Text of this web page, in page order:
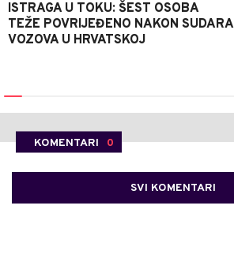
ISTRAGA U TOKU: ŠEST OSOBA
TEŽE POVRIJEĐENO NAKON SUDARA
VOZOVA U HRVATSKOJ
KOMENTARI 0
SVI KOMENTARI